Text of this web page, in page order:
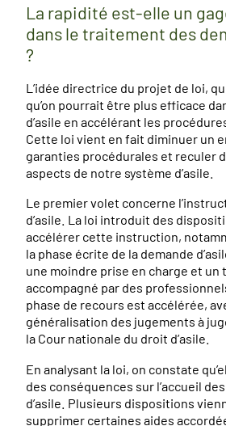
La rapidité est-elle un
dans le traitement des
?
L’idée directrice du projet de loi,
qu’on pourrait être plus efficace
d’asile en accélérant les
Cette loi vient en fait diminuer un
garanties procédurales et reculer
aspects de notre système d’asile.
Le premier volet concerne
d’asile. La loi introduit des
accélérer cette instruction,
la phase écrite de la demande
une moindre prise en charge et
accompagné par des
phase de recours est accélérée,
généralisation des jugements à
la Cour nationale du droit d’asile.
En analysant la loi, on constate
des conséquences sur l’accueil
d’asile. Plusieurs dispositions
supprimer certaines aides